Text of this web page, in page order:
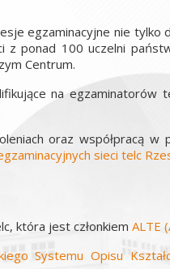
egzaminacyjne nie tylko
ponad 100 uczelni
Centrum.
na egzaminatorów
oraz współpracą
sieci telc
która jest członkiem ALTE
Systemu Opisu